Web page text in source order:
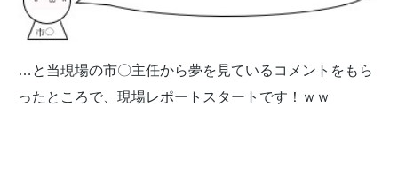
…と当現場の市〇主任から夢を見ているコメントをもら
ったところで、現場レポートスタートです！ｗｗ